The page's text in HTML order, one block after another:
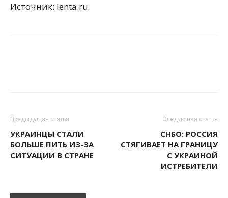
Источник: lenta.ru
Предыдущая статья
УКРАИНЦЫ СТАЛИ
БОЛЬШЕ ПИТЬ ИЗ-ЗА
СИТУАЦИИ В СТРАНЕ
Следующая статья
СНБО: РОССИЯ
СТЯГИВАЕТ НА ГРАНИЦУ
С УКРАИНОЙ
ИСТРЕБИТЕЛИ